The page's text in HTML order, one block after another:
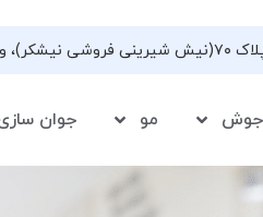
طبقه ۵
جوش مو جوان